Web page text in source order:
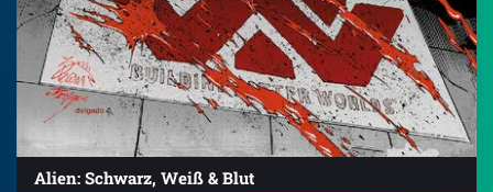
Alien: Schwarz, Weiß & Blut